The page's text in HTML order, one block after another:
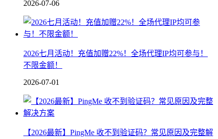
2026-07-06
2026七月活动！充值加赠22%！全场代理IP均可参与！
不限金额！
2026-07-01
【2026最新】PingMe 收不到验证码？常见原因及完整解